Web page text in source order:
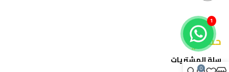
حسابي
سلة المشتريات
0
1